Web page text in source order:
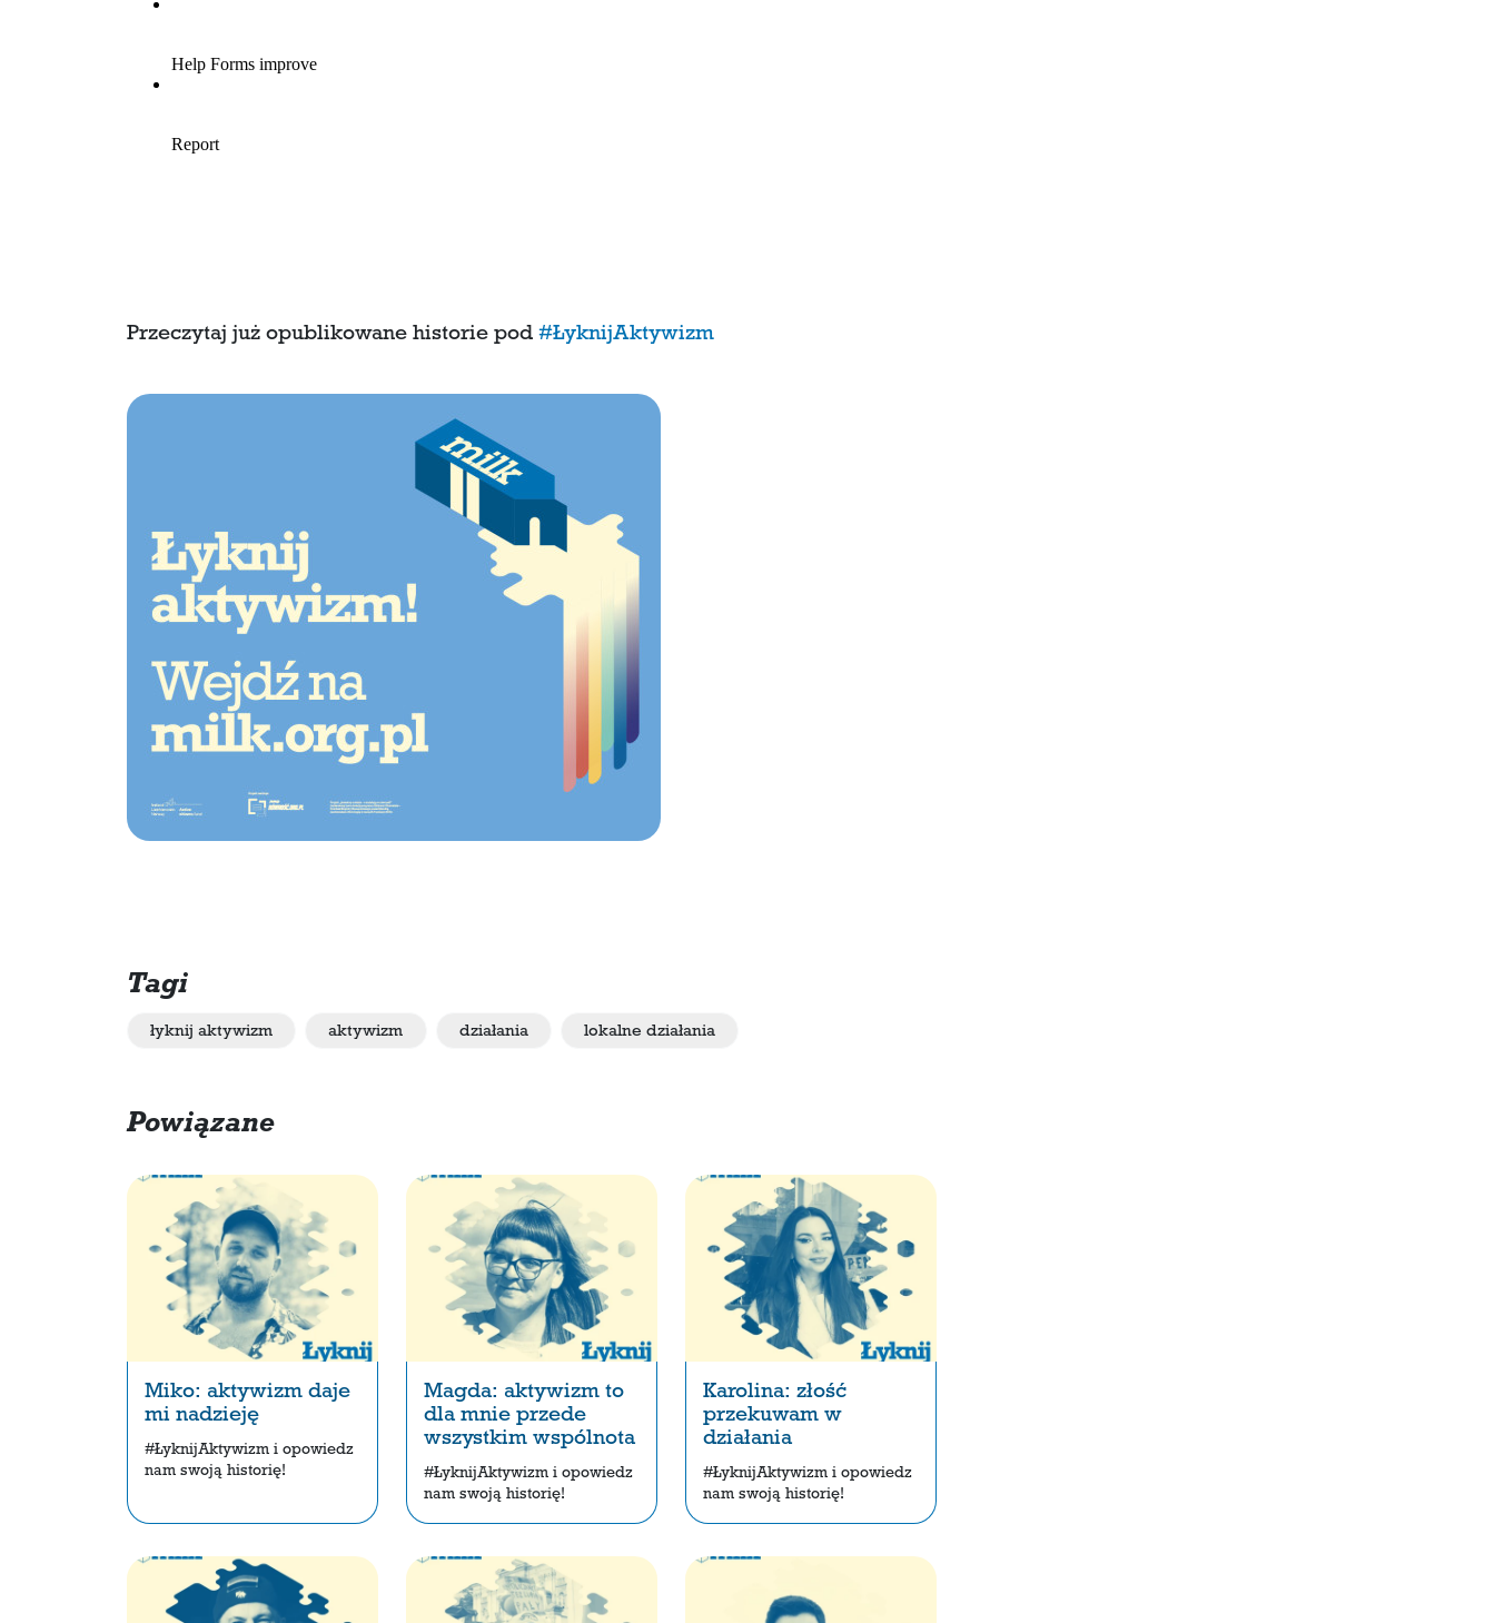
Przeczytaj już opublikowane historie pod #ŁyknijAktywizm
Tagi
łyknij aktywizm aktywizm działania lokalne działania
Powiązane
Miko: aktywizm daje
mi nadzieję
#ŁyknijAktywizm i opowiedz
nam swoją historię!
Magda: aktywizm to
dla mnie przede
wszystkim wspólnota
#ŁyknijAktywizm i opowiedz
nam swoją historię!
Karolina: złość
przekuwam w
działania
#ŁyknijAktywizm i opowiedz
nam swoją historię!